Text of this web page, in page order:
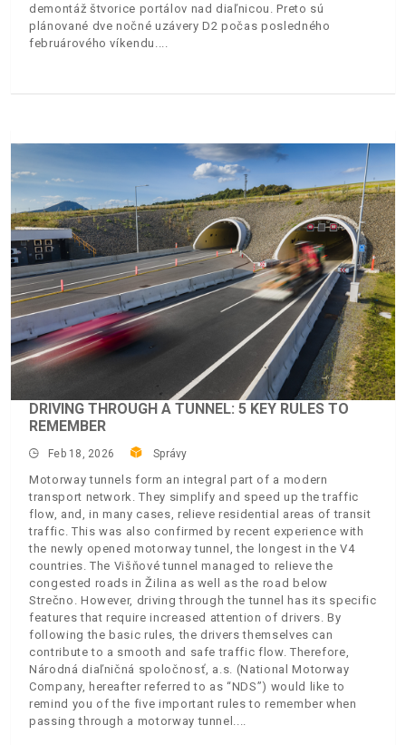
demontáž štvorice portálov nad diaľnicou. Preto sú
plánované dve nočné uzávery D2 počas posledného
februárového víkendu.
DRIVING THROUGH A TUNNEL: 5 KEY RULES TO
REMEMBER
Feb 18, 2026 Správy
Motorway tunnels form an integral part of a modern
transport network. They simplify and speed up the traffic
flow, and, in many cases, relieve residential areas of transit
traffic. This was also confirmed by recent experience with
the newly opened motorway tunnel, the longest in the V4
countries. The Višňové tunnel managed to relieve the
congested roads in Žilina as well as the road below
Strečno. However, driving through the tunnel has its specific
features that require increased attention of drivers. By
following the basic rules, the drivers themselves can
contribute to a smooth and safe traffic flow. Therefore,
Národná diaľničná spoločnosť, a.s. (National Motorway
Company, hereafter referred to as “NDS”) would like to
remind you of the five important rules to remember when
passing through a motorway tunnel.